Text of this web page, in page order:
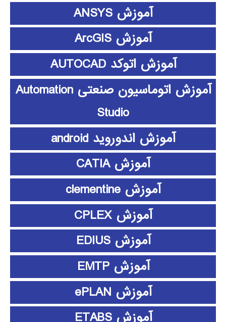
آموزش ANSYS
آموزش ArcGIS
آموزش اتوکد AUTOCAD
آموزش اتوماسیون صنعتی Automation
Studio
آموزش اندوروید android
آموزش CATIA
آموزش clementine
آموزش CPLEX
آموزش EDIUS
آموزش EMTP
آموزش ePLAN
آموزش ETABS